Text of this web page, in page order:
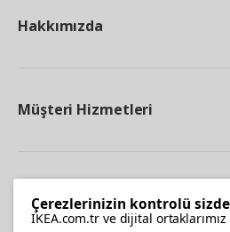
Hakkımızda
Müşteri Hizmetleri
Çerezlerinizin kontrolü
IKEA.com.tr ve dijital